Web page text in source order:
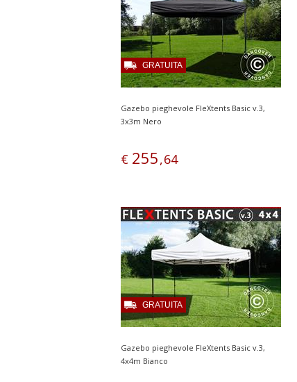
Gazebo pieghevole FleXtents Basic v.3,
3x3m Nero
€ 255,64
GRATUITA
Gazebo pieghevole FleXtents Basic v.3,
4x4m Bianco
GRATUITA